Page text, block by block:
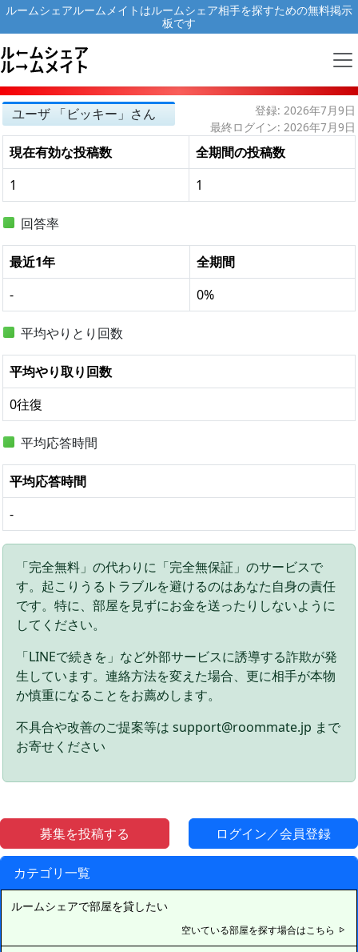
ルームシェアルームメイトはルームシェア相手を探すための無料掲示
板です
募集を投稿する ログイン／会員登録
カテゴリ一覧
ルームシェアで部屋を貸したい
空いている部屋を探す場合はこちら
ユーザ 「ビッキー」さん
登録: 2026年7月9日
最終ログイン: 2026年7月9日
現在有効な投稿数
全期間の投稿数
1
1
回答率
最近1年
全期間
-
0%
平均やりとり回数
平均やり取り回数
0往復
平均応答時間
平均応答時間
-
「完全無料」の代わりに「完全無保証」のサービスで
す。起こりうるトラブルを避けるのはあなた自身の責任
です。特に、部屋を見ずにお金を送ったりしないように
してください。
「LINEで続きを」など外部サービスに誘導する詐欺が発
生しています。連絡方法を変えた場合、更に相手が本物
か慎重になることをお薦めします。
不具合や改善のご提案等は support@roommate.jp まで
お寄せください